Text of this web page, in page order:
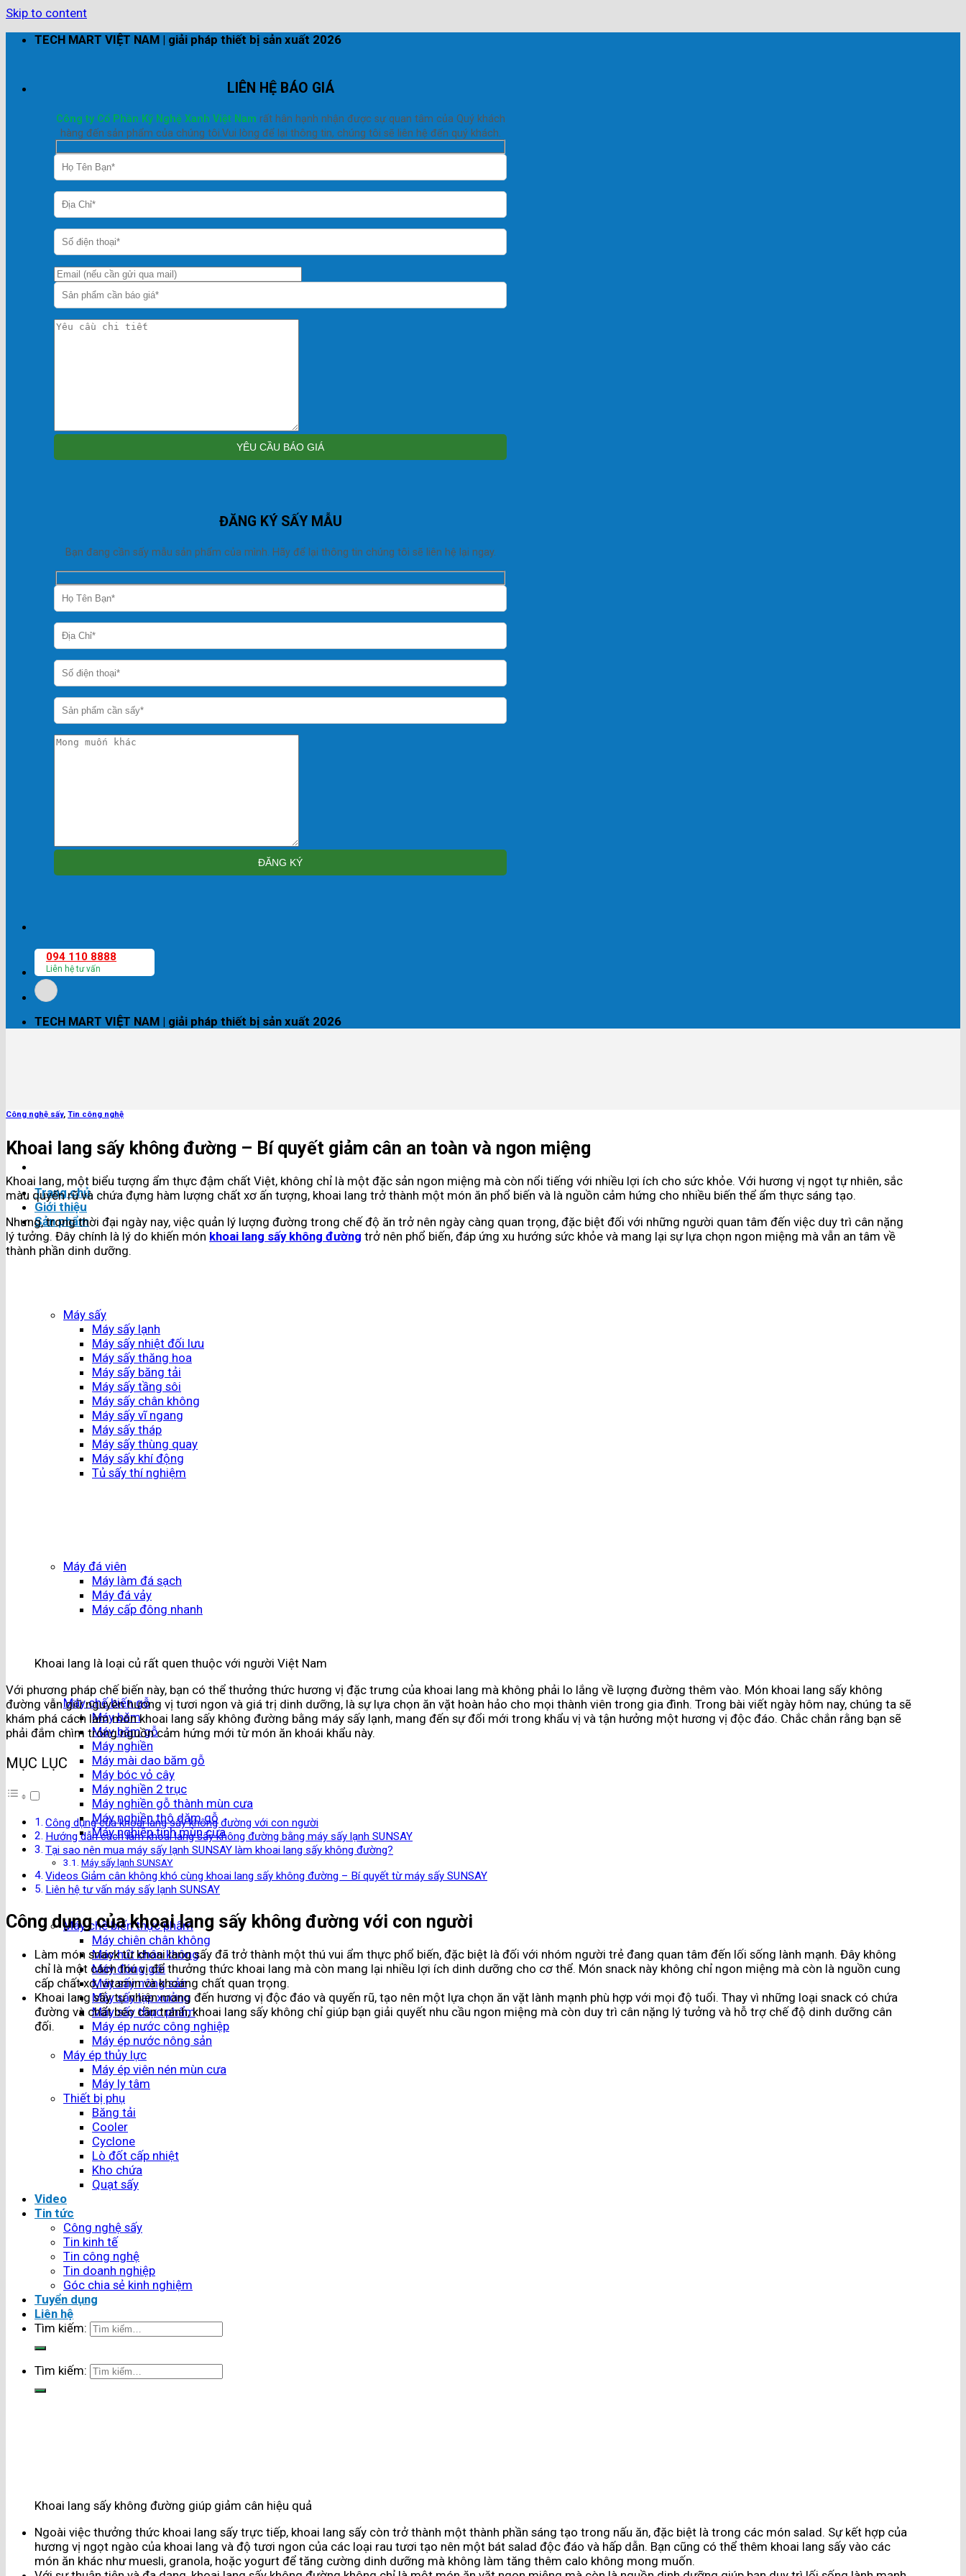
Skip to content
TECH MART VIỆT NAM | giải pháp thiết bị sản xuất 2026
LIÊN HỆ BÁO GIÁ
Công ty Cổ Phần Kỹ Nghệ Xanh Việt Nam rất hân hạnh nhận được sự quan tâm của Quý khách
hàng đến sản phẩm của chúng tôi.Vui lòng để lại thông tin, chúng tôi sẽ liên hệ đến quý khách.
ĐĂNG KÝ SẤY MẪU
Bạn đang cần sấy mẫu sản phẩm của mình. Hãy để lại thông tin chúng tôi sẽ liên hệ lại ngay.
094 110 8888
Liên hệ tư vấn
TECH MART VIỆT NAM | giải pháp thiết bị sản xuất 2026
Trang chủ
Giới thiệu
Sản phẩm
Máy sấy
Máy sấy lạnh
Máy sấy nhiệt đối lưu
Máy sấy thăng hoa
Máy sấy băng tải
Máy sấy tầng sôi
Máy sấy chân không
Máy sấy vĩ ngang
Máy sấy tháp
Máy sấy thùng quay
Máy sấy khí động
Tủ sấy thí nghiệm
Máy đá viên
Máy làm đá sạch
Máy đá vảy
Máy cấp đông nhanh
Máy chế biến gỗ
Máy băm
Máy băm gỗ
Máy nghiền
Máy mài dao băm gỗ
Máy bóc vỏ cây
Máy nghiền 2 trục
Máy nghiền gỗ thành mùn cưa
Máy nghiền thô dăm gỗ
Máy nghiền tinh mùn cưa
Máy chế biến thực phẩm
Máy chiên chân không
Máy hút chân không
Máy đóng gói
Máy sấy nông sản
Máy sấy lạp xưởng
Máy sấy thực phẩm
Máy ép nước công nghiệp
Máy ép nước nông sản
Máy ép thủy lực
Máy ép viên nén mùn cưa
Máy ly tâm
Thiết bị phụ
Băng tải
Cooler
Cyclone
Lò đốt cấp nhiệt
Kho chứa
Quạt sấy
Video
Tin tức
Công nghệ sấy
Tin kinh tế
Tin công nghệ
Tin doanh nghiệp
Góc chia sẻ kinh nghiệm
Tuyển dụng
Liên hệ
Tìm kiếm:
Tìm kiếm:
Công nghệ sấy, Tin công nghệ
Khoai lang sấy không đường – Bí quyết giảm cân an toàn và ngon miệng
Khoai lang, một biểu tượng ẩm thực đậm chất Việt, không chỉ là một đặc sản ngon miệng mà còn nổi tiếng với nhiều lợi ích cho sức khỏe. Với hương vị ngọt tự nhiên, sắc
màu quyến rũ và chứa đựng hàm lượng chất xơ ấn tượng, khoai lang trở thành một món ăn phổ biến và là nguồn cảm hứng cho nhiều biến thể ẩm thực sáng tạo.
Nhưng, trong thời đại ngày nay, việc quản lý lượng đường trong chế độ ăn trở nên ngày càng quan trọng, đặc biệt đối với những người quan tâm đến việc duy trì cân nặng
lý tưởng. Đây chính là lý do khiến món khoai lang sấy không đường trở nên phổ biến, đáp ứng xu hướng sức khỏe và mang lại sự lựa chọn ngon miệng mà vẫn an tâm về
thành phần dinh dưỡng.
Khoai lang là loại củ rất quen thuộc với người Việt Nam
Với phương pháp chế biến này, bạn có thể thưởng thức hương vị đặc trưng của khoai lang mà không phải lo lắng về lượng đường thêm vào. Món khoai lang sấy không
đường vẫn giữ nguyên hương vị tươi ngon và giá trị dinh dưỡng, là sự lựa chọn ăn vặt hoàn hảo cho mọi thành viên trong gia đình. Trong bài viết ngày hôm nay, chúng ta sẽ
khám phá cách làm món khoai lang sấy không đường bằng máy sấy lạnh, mang đến sự đổi mới trong khẩu vị và tận hưởng một hương vị độc đáo. Chắc chắn rằng bạn sẽ
phải đắm chìm trong nguồn cảm hứng mới từ món ăn khoái khẩu này.
MỤC LỤC
Công dụng của khoai lang sấy không đường với con người
Hướng dẫn cách làm khoai lang sấy không đường bằng máy sấy lạnh SUNSAY
Tại sao nên mua máy sấy lạnh SUNSAY làm khoai lang sấy không đường?
Máy sấy lạnh SUNSAY
Videos Giảm cân không khó cùng khoai lang sấy không đường – Bí quyết từ máy sấy SUNSAY
Liên hệ tư vấn máy sấy lạnh SUNSAY
Công dụng của khoai lang sấy không đường với con người
Làm món snack từ khoai lang sấy đã trở thành một thú vui ẩm thực phổ biến, đặc biệt là đối với nhóm người trẻ đang quan tâm đến lối sống lành mạnh. Đây không
chỉ là một cách thú vị để thưởng thức khoai lang mà còn mang lại nhiều lợi ích dinh dưỡng cho cơ thể. Món snack này không chỉ ngon miệng mà còn là nguồn cung
cấp chất xơ, vitamin và khoáng chất quan trọng.
Khoai lang sấy tự nhiên mang đến hương vị độc đáo và quyến rũ, tạo nên một lựa chọn ăn vặt lành mạnh phù hợp với mọi độ tuổi. Thay vì những loại snack có chứa
đường và chất béo cần tránh, khoai lang sấy không chỉ giúp bạn giải quyết nhu cầu ngon miệng mà còn duy trì cân nặng lý tưởng và hỗ trợ chế độ dinh dưỡng cân
đối.
Khoai lang sấy không đường giúp giảm cân hiệu quả
Ngoài việc thưởng thức khoai lang sấy trực tiếp, khoai lang sấy còn trở thành một thành phần sáng tạo trong nấu ăn, đặc biệt là trong các món salad. Sự kết hợp của
hương vị ngọt ngào của khoai lang và độ tươi ngon của các loại rau tươi tạo nên một bát salad độc đáo và hấp dẫn. Bạn cũng có thể thêm khoai lang sấy vào các
món ăn khác như muesli, granola, hoặc yogurt để tăng cường dinh dưỡng mà không làm tăng thêm calo không mong muốn.